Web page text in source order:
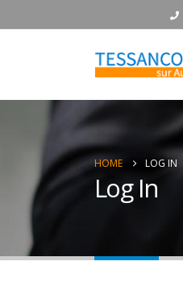
HOME LOG IN
Log In